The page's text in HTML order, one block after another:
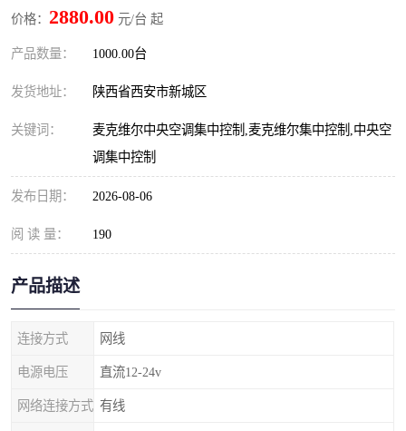
价格： 2880.00 元/台 起
产品数量： 1000.00台
发货地址： 陕西省西安市新城区
关键词：
麦克维尔中央空调集中控制,麦克维尔集中控制,中央空
调集中控制
发布日期： 2026-08-06
阅 读 量： 190
产品描述
连接方式 网线
电源电压 直流12-24v
网络连接方式 有线